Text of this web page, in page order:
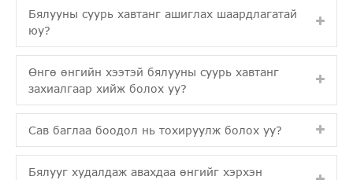
Бялууны суурь хавтанг ашиглах шаардлагатай
юу?
Өнгө өнгийн хээтэй бялууны суурь хавтанг
захиалгаар хийж болох уу?
Сав баглаа боодол нь тохируулж болох уу?
Бялууг худалдаж авахдаа өнгийг хэрхэн